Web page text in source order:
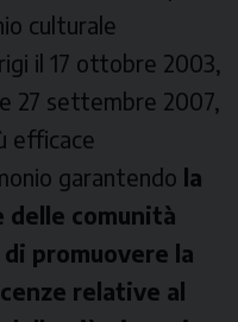
culturale
il 17 ottobre 2003,
27 settembre 2007,
efficace
garantendo la
delle comunità
promuovere la
relative al